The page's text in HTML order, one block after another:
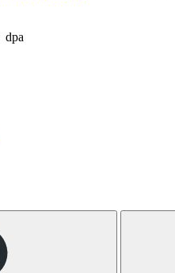
dpa